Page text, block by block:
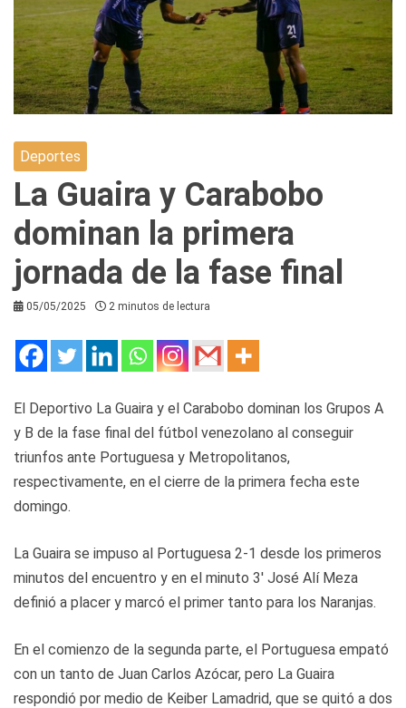
Deportes
La Guaira y Carabobo
dominan la primera
jornada de la fase final
05/05/2025 2 minutos de lectura
El Deportivo La Guaira y el Carabobo dominan los Grupos A
y B de la fase final del fútbol venezolano al conseguir
triunfos ante Portuguesa y Metropolitanos,
respectivamente, en el cierre de la primera fecha este
domingo.
La Guaira se impuso al Portuguesa 2-1 desde los primeros
minutos del encuentro y en el minuto 3′ José Alí Meza
definió a placer y marcó el primer tanto para los Naranjas.
En el comienzo de la segunda parte, el Portuguesa empató
con un tanto de Juan Carlos Azócar, pero La Guaira
respondió por medio de Keiber Lamadrid, que se quitó a dos